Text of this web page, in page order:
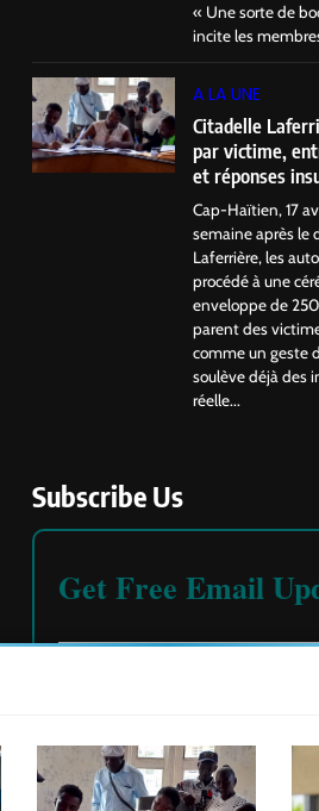
« Une sorte de
incite les
A LA UNE
Citadelle
par victime,
et réponses
Cap-Haïtien, 17
semaine après le
Laferrière, les
procédé à une
enveloppe de
parent des
comme un geste
soulève déjà des
réelle...
Subscribe Us
Get Free Email
Please read ourterms and